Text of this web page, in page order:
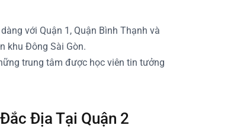
với Quận 1, Quận Bình Thạnh và
khu Đông Sài Gòn.
trung tâm được học viên tin tưởng
Địa Tại Quận 2